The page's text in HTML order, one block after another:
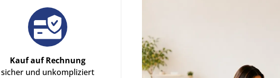
Kauf auf Rechnung
sicher und unkompliziert